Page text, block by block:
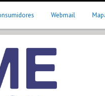
Webmail